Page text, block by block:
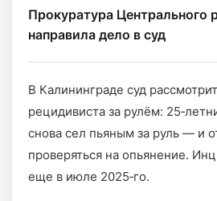
Прокуратура Центрального
направила дело в суд
В Калининграде суд
рецидивиста за рулём:
снова сел пьяным за руль — и
проверяться на опьянение.
еще в июле 2025‑го.